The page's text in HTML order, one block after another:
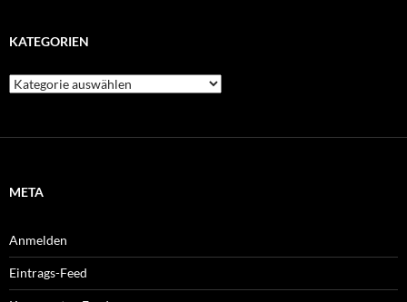
KATEGORIEN
Kategorien
META
Anmelden
Eintrags-Feed